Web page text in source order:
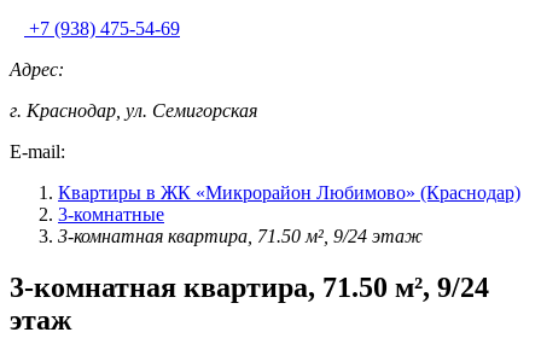
+7 (938) 475-54-69
Адрес:
г. Краснодар, ул. Семигорская
E-mail:
Квартиры в ЖК «Микрорайон Любимово» (Краснодар)
3-комнатные
3-комнатная квартира, 71.50 м², 9/24 этаж
3-комнатная квартира, 71.50 м², 9/24
этаж